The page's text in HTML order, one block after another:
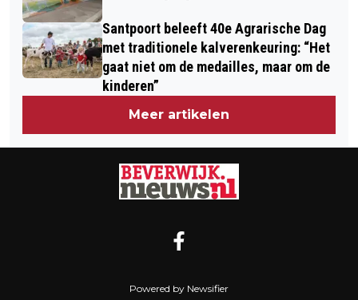
Santpoort beleeft 40e Agrarische Dag
met traditionele kalverenkeuring: “Het
gaat niet om de medailles, maar om de
kinderen”
Meer artikelen
Powered by Newsifier